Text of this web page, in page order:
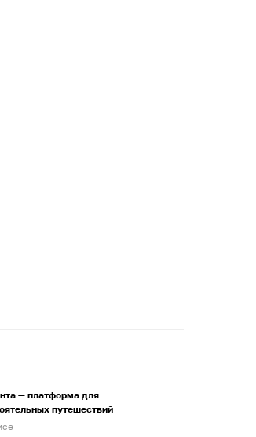
— платформа для
путешествий